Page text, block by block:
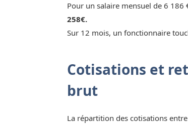
Pour un salaire mensuel de 6
258€.
Sur 12 mois, un fonctionnaire
Cotisations et
brut
La répartition des cotisations